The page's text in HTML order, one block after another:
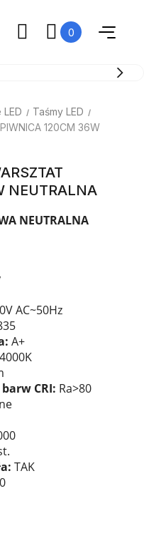
0
Taśmy LED
120CM 36W
NEUTRALNA
NEUTRALNA
AC~50Hz
A+
CRI: Ra>80
TAK